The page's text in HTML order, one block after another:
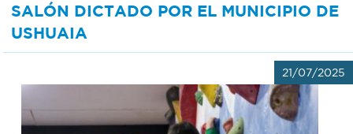
SALÓN DICTADO POR EL MUNICIPIO DE
USHUAIA
21/07/2025